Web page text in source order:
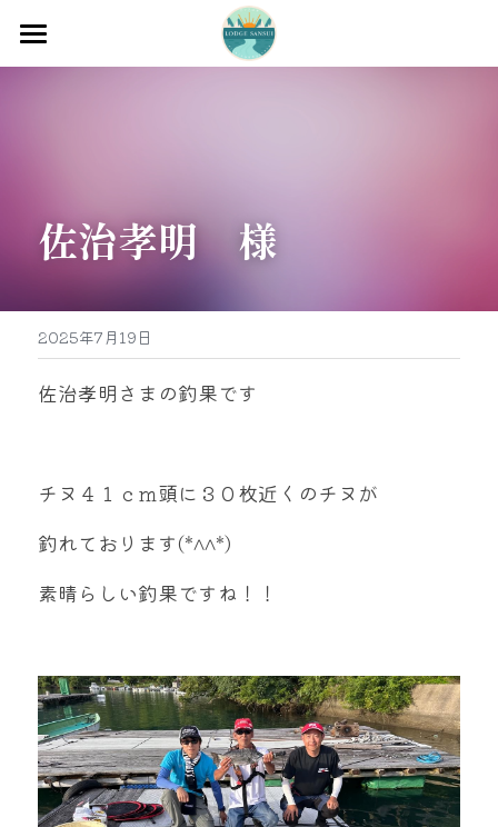
ホーム
牡蠣販売
最新釣果
グッズ販売
駐車場
0597-32-0573
mtok0617love@yahoo.co.jp
佐治孝明　様
2025年7月19日
佐治孝明さまの釣果です
チヌ４１ｃｍ頭に３０枚近くのチヌが
釣れております(*^^*)
素晴らしい釣果ですね！！